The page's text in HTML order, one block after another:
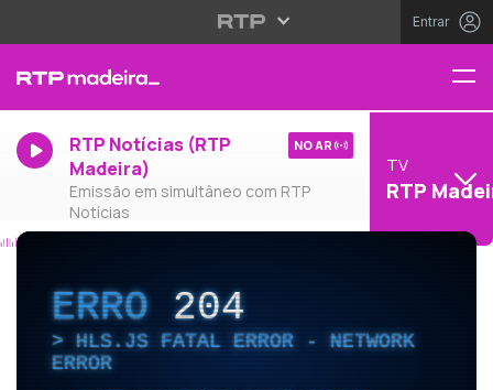
Entrar
RTP Notícias (RTP
Madeira)
Emissão em simultâneo com RTP
Notícias
NO AR
TV
RTP
ERRO204
HLS.JS FATAL ERROR - NETWORK
ERROR